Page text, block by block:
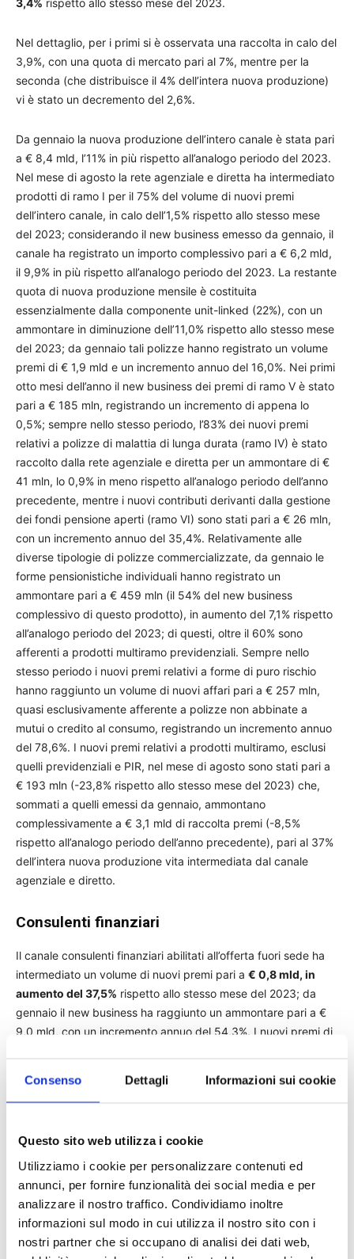
Consenso Dettagli Informazioni sui cookie
Questo sito web utilizza i cookie
Utilizziamo i cookie per personalizzare contenuti ed
annunci, per fornire funzionalità dei social media e per
analizzare il nostro traffico. Condividiamo inoltre
informazioni sul modo in cui utilizza il nostro sito con i
nostri partner che si occupano di analisi dei dati web,
3,4% rispetto allo stesso mese del 2023.
Nel dettaglio, per i primi si è osservata una raccolta in calo del
3,9%, con una quota di mercato pari al 7%, mentre per la
seconda (che distribuisce il 4% dell’intera nuova produzione)
vi è stato un decremento del 2,6%.
Da gennaio la nuova produzione dell’intero canale è stata pari
a € 8,4 mld, l’11% in più rispetto all’analogo periodo del 2023.
Nel mese di agosto la rete agenziale e diretta ha intermediato
prodotti di ramo I per il 75% del volume di nuovi premi
dell’intero canale, in calo dell’1,5% rispetto allo stesso mese
del 2023; considerando il new business emesso da gennaio, il
canale ha registrato un importo complessivo pari a € 6,2 mld,
il 9,9% in più rispetto all’analogo periodo del 2023. La restante
quota di nuova produzione mensile è costituita
essenzialmente dalla componente unit-linked (22%), con un
ammontare in diminuzione dell’11,0% rispetto allo stesso mese
del 2023; da gennaio tali polizze hanno registrato un volume
premi di € 1,9 mld e un incremento annuo del 16,0%. Nei primi
otto mesi dell’anno il new business dei premi di ramo V è stato
pari a € 185 mln, registrando un incremento di appena lo
0,5%; sempre nello stesso periodo, l’83% dei nuovi premi
relativi a polizze di malattia di lunga durata (ramo IV) è stato
raccolto dalla rete agenziale e diretta per un ammontare di €
41 mln, lo 0,9% in meno rispetto all’analogo periodo dell’anno
precedente, mentre i nuovi contributi derivanti dalla gestione
dei fondi pensione aperti (ramo VI) sono stati pari a € 26 mln,
con un incremento annuo del 35,4%. Relativamente alle
diverse tipologie di polizze commercializzate, da gennaio le
forme pensionistiche individuali hanno registrato un
ammontare pari a € 459 mln (il 54% del new business
complessivo di questo prodotto), in aumento del 7,1% rispetto
all’analogo periodo del 2023; di questi, oltre il 60% sono
afferenti a prodotti multiramo previdenziali. Sempre nello
stesso periodo i nuovi premi relativi a forme di puro rischio
hanno raggiunto un volume di nuovi affari pari a € 257 mln,
quasi esclusivamente afferente a polizze non abbinate a
mutui o credito al consumo, registrando un incremento annuo
del 78,6%. I nuovi premi relativi a prodotti multiramo, esclusi
quelli previdenziali e PIR, nel mese di agosto sono stati pari a
€ 193 mln (-23,8% rispetto allo stesso mese del 2023) che,
sommati a quelli emessi da gennaio, ammontano
complessivamente a € 3,1 mld di raccolta premi (-8,5%
rispetto all’analogo periodo dell’anno precedente), pari al 37%
dell’intera nuova produzione vita intermediata dal canale
agenziale e diretto.
Consulenti finanziari
Il canale consulenti finanziari abilitati all’offerta fuori sede ha
intermediato un volume di nuovi premi pari a € 0,8 mld, in
aumento del 37,5% rispetto allo stesso mese del 2023; da
gennaio il new business ha raggiunto un ammontare pari a €
9,0 mld, con un incremento annuo del 54,3%. I nuovi premi di
in più rispetto allo stesso mese del 2023, che, sommato a
quanto emesso da gennaio, raggiunge € 3,8 mld e un
III, esclusivamente di tipo unit-linked, nel mese di agosto
hanno registrato un volume pari a € 518 mln (il 61% dell’intera
nuova produzione del canale), il 60,4% in più rispetto
all’analogo mese del 2023; da gennaio il volume di nuovi affari
è ammontato a € 5,2 mld, con una crescita annua del 60,3%.
Da inizio anno i consulenti finanziari abilitati hanno